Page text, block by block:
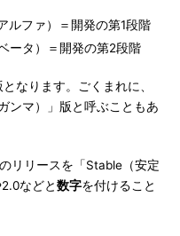
ルファ）＝開発の第1段階
ータ）＝開発の第2段階
なります。ごくまれに、
ンマ）」版と呼ぶこともあ
リリースを「Stable（安定
などと数字を付けること